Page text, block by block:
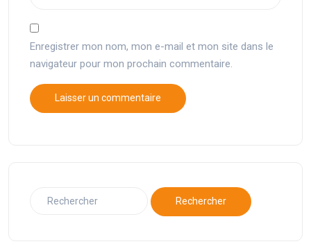
Enregistrer mon nom, mon e-mail et mon site dans le
navigateur pour mon prochain commentaire.